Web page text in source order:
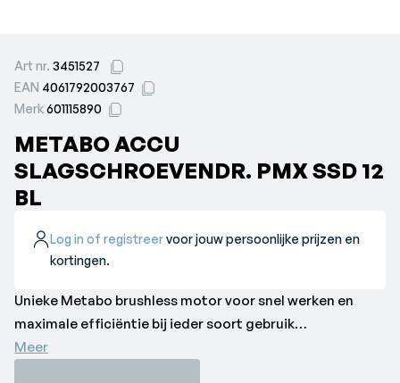
Art nr. 3451527
EAN 4061792003767
Merk601115890
METABO ACCU
SLAGSCHROEVENDR. PMX SSD 12
BL
Log in of registreervoor jouw persoonlijke prijzen en
kortingen.
Unieke Metabo brushless motor voor snel werken en
maximale efficiëntie bij ieder soort gebruik
De Metabo 12 Volt-klasse - licht in de hand, sterk in
Meer